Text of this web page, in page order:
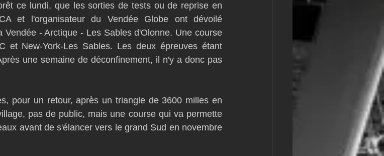
ce lundi, que les sorties de tests ou de reprise en
et l'organisateur du Vendée Globe ont dévoilé
- Arctique - Les Sables d'Olonne. Une course
et New-York-Les Sables. Les deux épreuves étant
une semaine de déconfinement, il n'y a donc pas
pour un retour, après un triangle de 3600 milles en
pas de public, mais une course qui va permette
avant de s'élancer vers le grand Sud en novembre